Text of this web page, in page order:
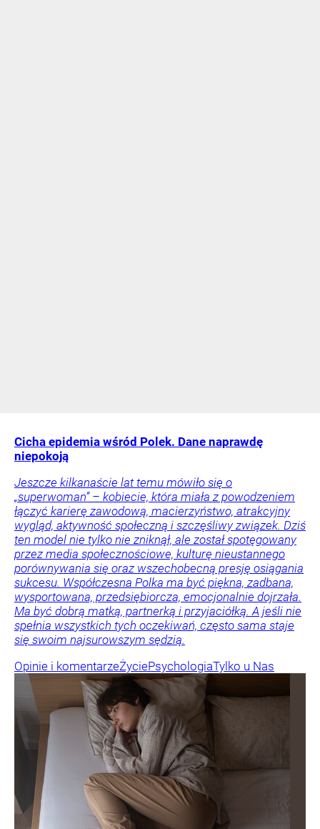
Cicha epidemia wśród Polek. Dane naprawdę
niepokoją
Jeszcze kilkanaście lat temu mówiło się o
„superwoman” – kobiecie, która miała z powodzeniem
łączyć karierę zawodową, macierzyństwo, atrakcyjny
wygląd, aktywność społeczną i szczęśliwy związek. Dziś
ten model nie tylko nie zniknął, ale został spotęgowany
przez media społecznościowe, kulturę nieustannego
porównywania się oraz wszechobecną presję osiągania
sukcesu. Współczesna Polka ma być piękna, zadbana,
wysportowana, przedsiębiorcza, emocjonalnie dojrzała.
Ma być dobrą matką, partnerką i przyjaciółką. A jeśli nie
spełnia wszystkich tych oczekiwań, często sama staje
się swoim najsurowszym sędzią.
Opinie i komentarzeŻyciePsychologiaTylko u Nas